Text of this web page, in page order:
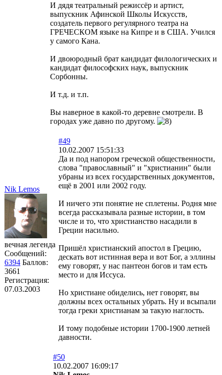
И дядя театральный режиссёр и артист,
выпускник Афинской Школы Искусств,
создатель первого регулярного театра на
ГРЕЧЕСКОМ языке на Кипре и в США. Учился
у самого Кана.
И двоюродный брат кандидат филологических и
кандидат философских наук, выпускник
Сорбонны.
И т.д. и т.п.
Вы наверное в какой-то деревне смотрели. В
городах уже давно по другому.
Nik Lemos
вечная легенда
Сообщений:
6394 Баллов:
3661
Регистрация:
07.03.2003
#49
10.02.2007 15:51:33
Да и под напором греческой общественности,
слова "православный" и "христианин" были
убраны из всех государственных документов,
ещё в 2001 или 2002 году.
И ничего эти понятие не сплетены. Родня мне
всегда рассказывала разные истории, в том
числе и то, что христианство насадили в
Греции насильно.
Пришёл христианский апостол в Грецию,
дескать вот истинная вера и вот Бог, а эллины
ему говорят, у нас пантеон богов и там есть
место и для Иссуса.
Но христиане обиделись, нет говорят, вы
должны всех остальных убрать. Ну и всыпали
тогда греки христианам за такую наглость.
И тому подобные истории 1700-1900 летней
давности.
#50
10.02.2007 16:09:17